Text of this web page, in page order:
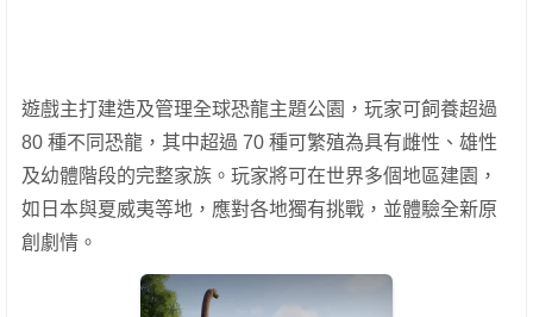
遊戲主打建造及管理全球恐龍主題公園，玩家可飼養超過
80 種不同恐龍，其中超過 70 種可繁殖為具有雌性、雄性
及幼體階段的完整家族。玩家將可在世界多個地區建園，
如日本與夏威夷等地，應對各地獨有挑戰，並體驗全新原
創劇情。